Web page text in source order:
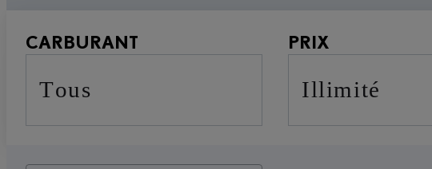
CARBURANT
Tous
PRIX
Illimité